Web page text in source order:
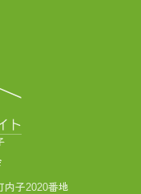
内子2020番地